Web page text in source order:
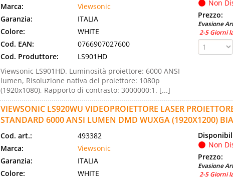
Marca:
Viewsonic
Garanzia:
ITALIA
Colore:
WHITE
Cod. EAN:
0766907027600
Cod. Produttore:
LS901HD
Viewsonic LS901HD. Luminosità proiettore: 6000 ANSI
lumen, Risoluzione nativa del proiettore: 1080p
(1920x1080), Rapporto di contrasto: 3000000:1. [...]
Non
Prezzo:
Evasione
2-5 Giorni
VIEWSONIC LS920WU VIDEOPROIETTORE LASER
STANDARD 6000 ANSI LUMEN DMD WUXGA (1920X1200)
Cod. art.:
493382
Marca:
Viewsonic
Garanzia:
ITALIA
Colore:
WHITE
Non
Prezzo:
Evasione
2-5 Giorni